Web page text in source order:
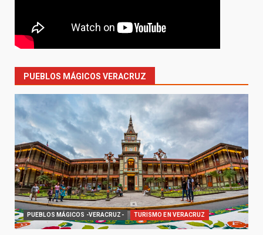
PUEBLOS MÁGICOS VERACRUZ
PUEBLOS MÁGICOS -VERACRUZ- TURISMO EN VERACRUZ